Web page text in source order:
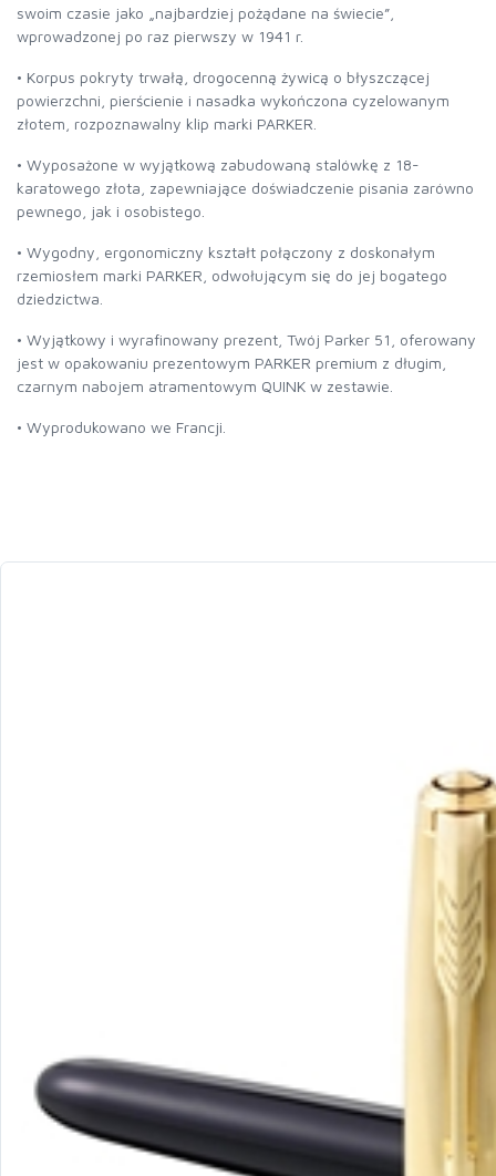
swoim czasie jako „najbardziej pożądane na świecie”,
wprowadzonej po raz pierwszy w 1941 r.
• Korpus pokryty trwałą, drogocenną żywicą o błyszczącej
powierzchni, pierścienie i nasadka wykończona cyzelowanym
złotem, rozpoznawalny klip marki PARKER.
• Wyposażone w wyjątkową zabudowaną stalówkę z 18-
karatowego złota, zapewniające doświadczenie pisania zarówno
pewnego, jak i osobistego.
• Wygodny, ergonomiczny kształt połączony z doskonałym
rzemiosłem marki PARKER, odwołującym się do jej bogatego
dziedzictwa.
• Wyjątkowy i wyrafinowany prezent, Twój Parker 51, oferowany
jest w opakowaniu prezentowym PARKER premium z długim,
czarnym nabojem atramentowym QUINK w zestawie.
• Wyprodukowano we Francji.